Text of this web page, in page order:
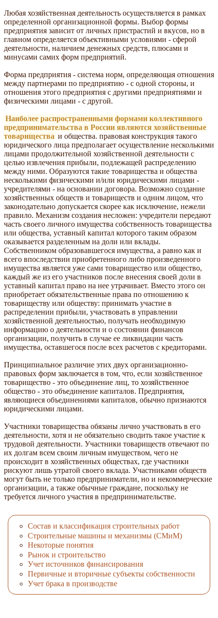
Любая хозяйственная деятельность осуществляется в рамках
определенной организационной формы. Выбор формы
предприятия зависит от личных пристрастий и вкусов, но в
главном определяется объективными условиями - сферой
деятельности, наличием денежных средств, плюсами и
минусами самих форм предприятий.
Форма предприятия - система норм, определяющая отношения
между партнерами по предприятию - с одной стороны, и
отношения этого предприятия с другими предприятиями и
физическими лицами - с другой.
Наиболее распространенными формами коллективного
предпринимательства в России являются хозяйственные
товарищества и общества. правовая конструкция такого
юридического лица предполагает осуществление несколькими
лицами продолжительной хозяйственной деятельности с
целью извлечения прибыли, подлежащей распределению
между ними. Образуются такие товарищества и общества
несколькими физическими и/или юридическими лицами -
учредителями - на основании договора. Возможно создание
хозяйственных обществ и товариществ и одним лицом, что
законодательно допускается скорее как исключение, нежели
правило. Механизм создания несложен: учредители передают
часть своего личного имущества собственность товарищества
или общества, уставный капитал которого таким образом
оказывается разделенным на доли или вклады.
Собственником образовавшегося имущества, а равно как и
всего впоследствии приобретенного либо произведенного
имущества является уже сами товарищество или общество,
каждый же из его участников после внесения своей доли в
уставный капитал право на нее утрачивает. Вместо этого он
приобретает обязательственные права по отношению к
товариществу или обществу: принимать участие в
распределении прибыли, участвовать в управлении
хозяйственной деятельностью, получать необходимую
информацию о деятельности и о состоянии финансов
организации, получить в случае ее ликвидации часть
имущества, оставшегося после всех расчетов с кредиторами.
Принципиальное различие этих двух организационно-
правовых форм заключается в том, что, если хозяйственное
товарищество - это объединение лиц, то хозяйственное
общество - это объединение капиталов. Предприятия,
являющиеся объединениями капиталов, обычно признаются
юридическими лицами.
Участники товарищества обязаны лично участвовать в его
деятельности, хотя и не обязательно сводить такое участие к
трудовой деятельности. Участники товариществ отвечают по
их долгам всем своим личным имуществом, чего не
происходит в хозяйственных обществах, где участники
рискуют лишь утратой своего вклада. Участниками обществ
могут быть не только предприниматели, но и некоммерческие
организации, а также обычные граждане, поскольку не
требуется личного участия в предпринимательстве.
Состав и классификация строительных работ
Строительные машины и механизмы (СМиМ)
Некоторые понятия
Рынок и строительство
Учет источников финансирования
Первичные и вторичные субъекты собственности
Учет брака в производстве